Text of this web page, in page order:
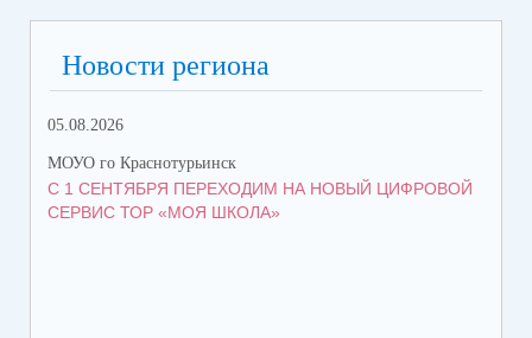
Новости региона
05.08.2026
МОУО го Краснотурьинск
С 1 СЕНТЯБРЯ ПЕРЕХОДИМ НА НОВЫЙ ЦИФРОВОЙ
СЕРВИС ТОР «МОЯ ШКОЛА»